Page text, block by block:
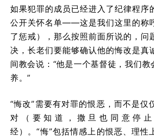
如果犯罪的成员已经进入了纪律程序
公开关怀名单——这是我们这里的称
了惩戒），那么按照前面所说的，问
决，长老们要能够确认他的悔改是真
间教会说：“他是一个基督徒，我们
养。”
“悔改”需要有对罪的恨恶，而不是仅
对（要知道，撒旦也同意停
经）。“悔”包括情感上的恨恶、理性